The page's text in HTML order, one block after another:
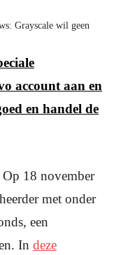
Grayscale wil geen
account aan en
en handel de
Op 18 november
met onder
een
In deze